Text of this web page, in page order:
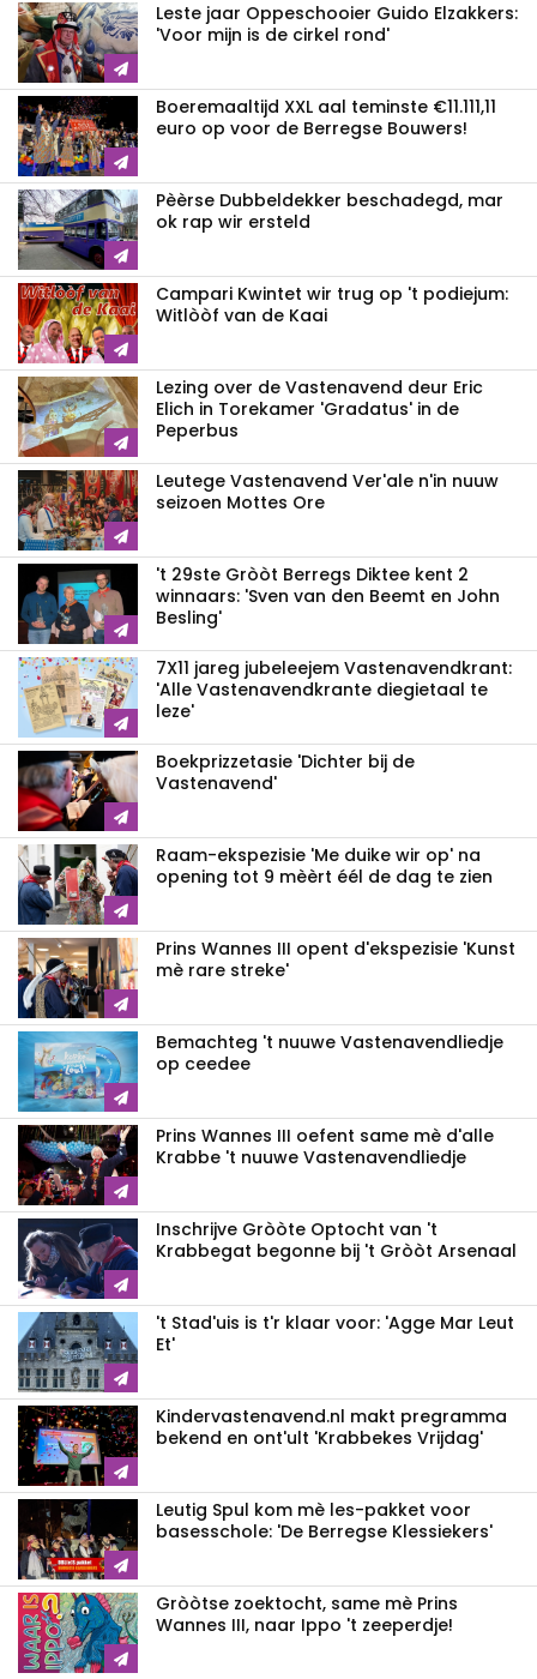
Leste jaar Oppeschooier Guido Elzakkers:
'Voor mijn is de cirkel rond'
Boeremaaltijd XXL aal teminste €11.111,11
euro op voor de Berregse Bouwers!
Pèèrse Dubbeldekker beschadegd, mar
ok rap wir ersteld
Campari Kwintet wir trug op 't podiejum:
Witlòòf van de Kaai
Lezing over de Vastenavend deur Eric
Elich in Torekamer 'Gradatus' in de
Peperbus
Leutege Vastenavend Ver'ale n'in nuuw
seizoen Mottes Ore
't 29ste Gròòt Berregs Diktee kent 2
winnaars: 'Sven van den Beemt en John
Besling'
7X11 jareg jubeleejem Vastenavendkrant:
'Alle Vastenavendkrante diegietaal te
leze'
Boekprizzetasie 'Dichter bij de
Vastenavend'
Raam-ekspezisie 'Me duike wir op' na
opening tot 9 mèèrt éél de dag te zien
Prins Wannes III opent d'ekspezisie 'Kunst
mè rare streke'
Bemachteg 't nuuwe Vastenavendliedje
op ceedee
Prins Wannes III oefent same mè d'alle
Krabbe 't nuuwe Vastenavendliedje
Inschrijve Gròòte Optocht van 't
Krabbegat begonne bij 't Gròòt Arsenaal
't Stad'uis is t'r klaar voor: 'Agge Mar Leut
Et'
Kindervastenavend.nl makt pregramma
bekend en ont'ult 'Krabbekes Vrijdag'
Leutig Spul kom mè les-pakket voor
basesschole: 'De Berregse Klessiekers'
Gròòtse zoektocht, same mè Prins
Wannes III, naar Ippo 't zeeperdje!